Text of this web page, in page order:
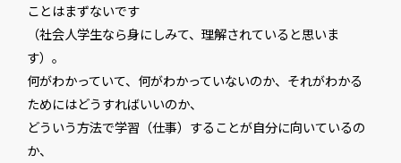
ことはまずないです
（社会人学生なら身にしみて、理解されていると思いま
す）。
何がわかっていて、何がわかっていないのか、それがわかる
ためにはどうすればいいのか、
どういう方法で学習（仕事）することが自分に向いているの
か、